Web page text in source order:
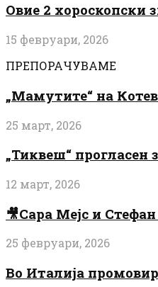
Овие 2 хороскопски
15 февруари, 2026
ПРЕПОРАЧУВАМЕ
„Мамутите“ на
25 март, 2026
„Тиквеш“
12 март, 2026
🎥Сара Мејс и
25 февруари, 2026
Во Италија